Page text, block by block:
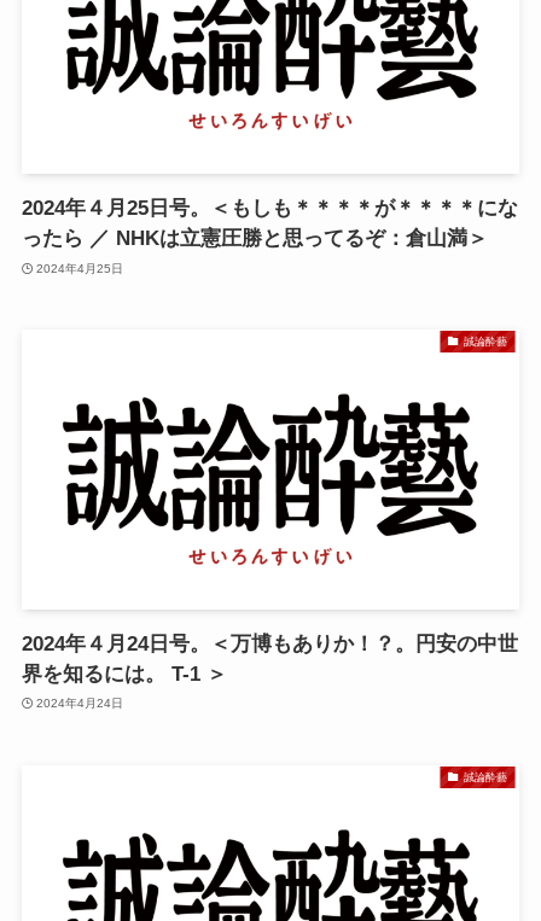
2024年４月25日号。＜もしも＊＊＊＊が＊＊＊＊にな
ったら ／ NHKは立憲圧勝と思ってるぞ：倉山満＞
2024年4月25日
誠論酔藝
2024年４月24日号。＜万博もありか！？。円安の中世
界を知るには。 T-1 ＞
2024年4月24日
誠論酔藝